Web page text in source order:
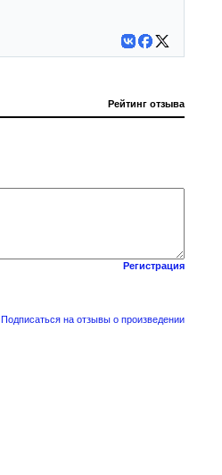
Рейтинг отзыва
Регистрация
Подписаться на отзывы о произведении